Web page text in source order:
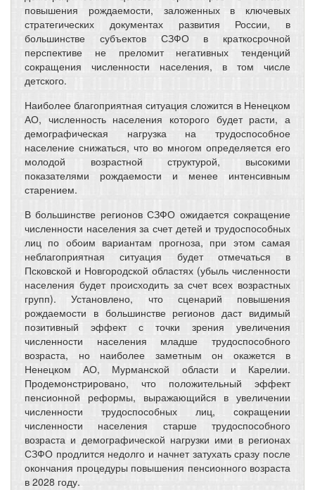
повышения рождаемости, заложенных в ключевых
стратегических документах развития России, в
большинстве субъектов СЗФО в краткосрочной
перспективе не преломит негативных тенденций
сокращения численности населения, в том числе
детского.
Наиболее благоприятная ситуация сложится в Ненецком
АО, численность населения которого будет расти, а
демографическая нагрузка на трудоспособное
население снижаться, что во многом определяется его
молодой возрастной структурой, высокими
показателями рождаемости и менее интенсивным
старением.
В большинстве регионов СЗФО ожидается сокращение
численности населения за счет детей и трудоспособных
лиц по обоим вариантам прогноза, при этом самая
неблагоприятная ситуация будет отмечаться в
Псковской и Новгородской областях (убыль численности
населения будет происходить за счет всех возрастных
групп). Установлено, что сценарий повышения
рождаемости в большинстве регионов даст видимый
позитивный эффект с точки зрения увеличения
численности населения младше трудоспособного
возраста, но наиболее заметным он окажется в
Ненецком АО, Мурманской области и Карелии.
Продемонстрировано, что положительный эффект
пенсионной реформы, выражающийся в увеличении
численности трудоспособных лиц, сокращении
численности населения старше трудоспособного
возраста и демографической нагрузки ими в регионах
СЗФО продлится недолго и начнет затухать сразу после
окончания процедуры повышения пенсионного возраста
в 2028 году.